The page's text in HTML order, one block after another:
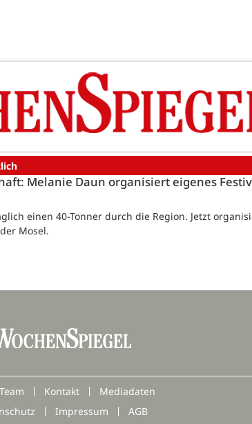
Melanie Daun organisiert eigenes
einen 40-Tonner durch die Region. Jetzt
Mosel.
Kontakt
Mediadaten
Impressum
AGB